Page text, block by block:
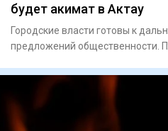
будет акимат в Актау
Городские власти готовы к
предложений общественности. После предложений